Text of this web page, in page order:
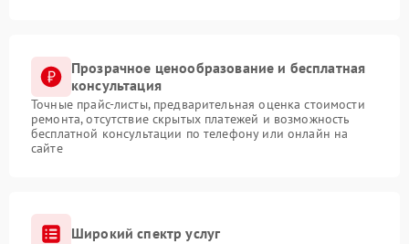
Прозрачное ценообразование и бесплатная
консультация
Точные прайс-листы, предварительная оценка стоимости
ремонта, отсутствие скрытых платежей и возможность
бесплатной консультации по телефону или онлайн на
сайте
Широкий спектр услуг